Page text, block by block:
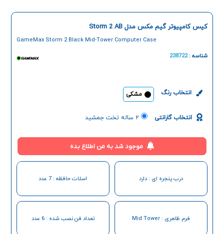
کیس کامپیوتر گیم مکس مدل Storm 2 AB
GameMax Storm 2 Black Mid-Tower Computer Case
شناسه :238722
انتخاب رنگ مشکی
انتخاب گارانتی ۲ ساله تخت جمشید
موجود شد به من اطلاع بده
درب پنجره ای : دارد اسلات حافظه : 7 عدد
فرم ظاهری : Mid Tower تعداد فن نصب شده : 6 عدد